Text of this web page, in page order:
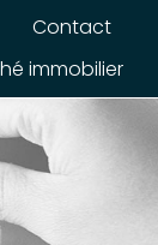
Contact
immobilier